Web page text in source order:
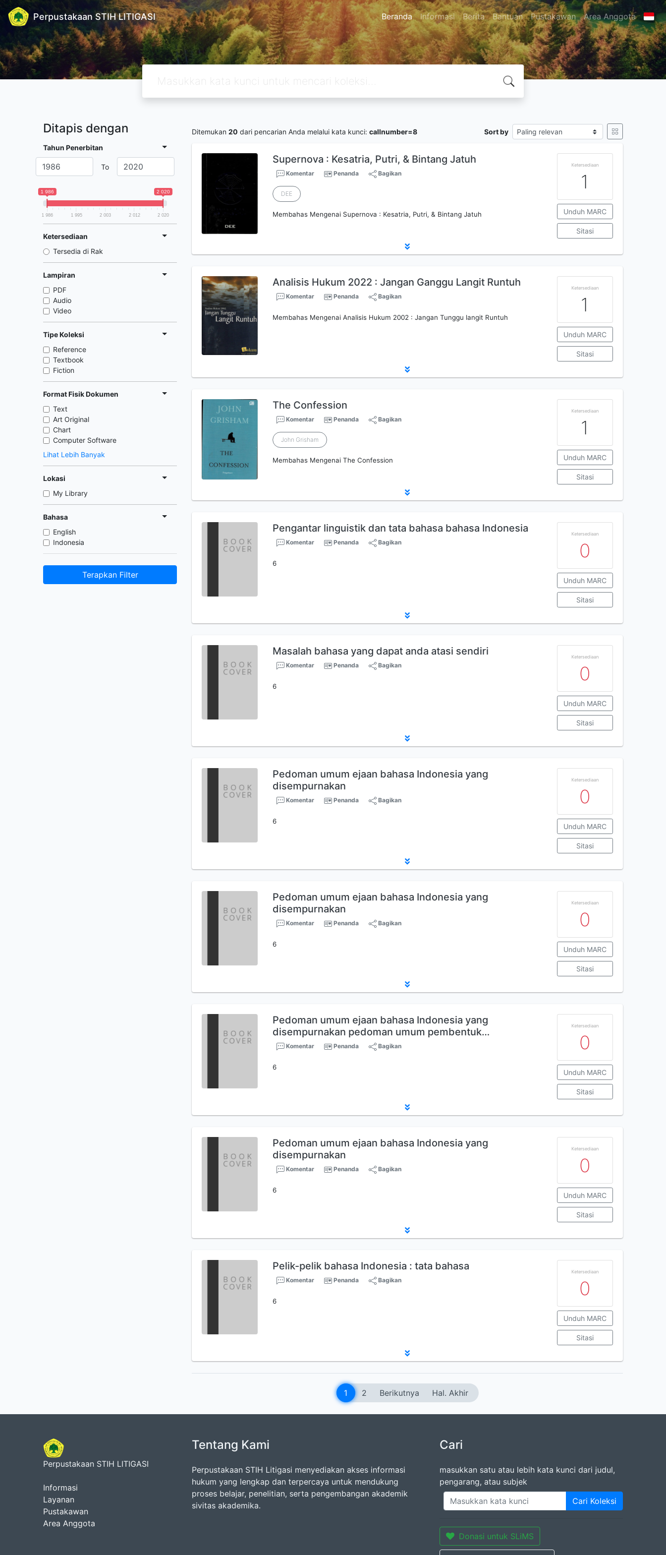
Perpustakaan STIH LITIGASI Beranda Informasi Berita Bantuan Pustakawan Area Anggota
Ditapis dengan
Tahun Penerbitan
To
1 986 2 020
1 986 1 995 2 003 2 012 2 020
Ketersediaan
Tersedia di Rak
Lampiran
PDF
Audio
Video
Tipe Koleksi
Reference
Textbook
Fiction
Format Fisik Dokumen
Text
Art Original
Chart
Computer Software
Lihat Lebih Banyak
Lokasi
My Library
Bahasa
English
Indonesia
Terapkan Filter
Ditemukan 20 dari pencarian Anda melalui kata kunci: callnumber=8 Sort by
Supernova : Kesatria, Putri, & Bintang Jatuh
Komentar Penanda Bagikan
DEE
Membahas Mengenai Supernova : Kesatria, Putri, & Bintang Jatuh
Ketersediaan
1
Unduh MARC
Sitasi
Analisis Hukum 2022 : Jangan Ganggu Langit Runtuh
Komentar Penanda Bagikan
Membahas Mengenai Analisis Hukum 2002 : Jangan Tunggu langit Runtuh
Ketersediaan
1
Unduh MARC
Sitasi
The Confession
Komentar Penanda Bagikan
John Grisham
Membahas Mengenai The Confession
Ketersediaan
1
Unduh MARC
Sitasi
Pengantar linguistik dan tata bahasa bahasa Indonesia
Komentar Penanda Bagikan
6
Ketersediaan
0
Unduh MARC
Sitasi
Masalah bahasa yang dapat anda atasi sendiri
Komentar Penanda Bagikan
6
Ketersediaan
0
Unduh MARC
Sitasi
Pedoman umum ejaan bahasa Indonesia yang
disempurnakan
Komentar Penanda Bagikan
6
Ketersediaan
0
Unduh MARC
Sitasi
Pedoman umum ejaan bahasa Indonesia yang
disempurnakan
Komentar Penanda Bagikan
6
Ketersediaan
0
Unduh MARC
Sitasi
Pedoman umum ejaan bahasa Indonesia yang
disempurnakan pedoman umum pembentuk…
Komentar Penanda Bagikan
6
Ketersediaan
0
Unduh MARC
Sitasi
Pedoman umum ejaan bahasa Indonesia yang
disempurnakan
Komentar Penanda Bagikan
6
Ketersediaan
0
Unduh MARC
Sitasi
Pelik-pelik bahasa Indonesia : tata bahasa
Komentar Penanda Bagikan
6
Ketersediaan
0
Unduh MARC
Sitasi
1 2 Berikutnya Hal. Akhir
Perpustakaan STIH LITIGASI
Informasi
Layanan
Pustakawan
Area Anggota
Tentang Kami
Perpustakaan STIH Litigasi menyediakan akses informasi
hukum yang lengkap dan terpercaya untuk mendukung
proses belajar, penelitian, serta pengembangan akademik
sivitas akademika.
Cari
masukkan satu atau lebih kata kunci dari judul,
pengarang, atau subjek
Cari Koleksi
Donasi untuk SLiMS